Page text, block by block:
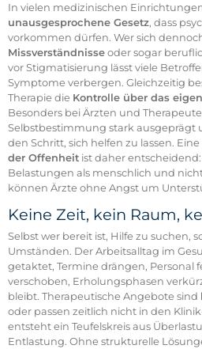
In vielen medizinischen
unausgesprochene Gesetz, dass
vorkommen dürfen. Wer sich
Missverständnisseoder sogar
vor Stigmatisierung lässt viele
Symptome verbergen. Gleichzeitig
Therapie die Kontrolle über das
Besonders bei Ärzten und
Selbstbestimmung stark ausgeprägt
den Schritt, sich helfen zu lassen. Eine
der Offenheitist daher
Belastungen als menschlich und
können Ärzte ohne Angst um
Keine Zeit, kein Raum,
Selbst wer bereit ist, Hilfe zu suchen,
Umständen. Der Arbeitsalltag im
getaktet, Termine drängen, Personal
verschoben, Erholungsphasen
bleibt. Therapeutische Angebote sind
oder passen zeitlich nicht in den
entsteht ein Teufelskreis aus
Entlastung. Ohne strukturelle